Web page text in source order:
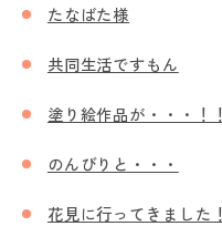
たなばた様
共同生活ですもん
塗り絵作品が・・・！！
のんびりと・・・
花見に行ってきました！